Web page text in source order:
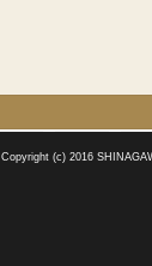
Copyright (c) 2016